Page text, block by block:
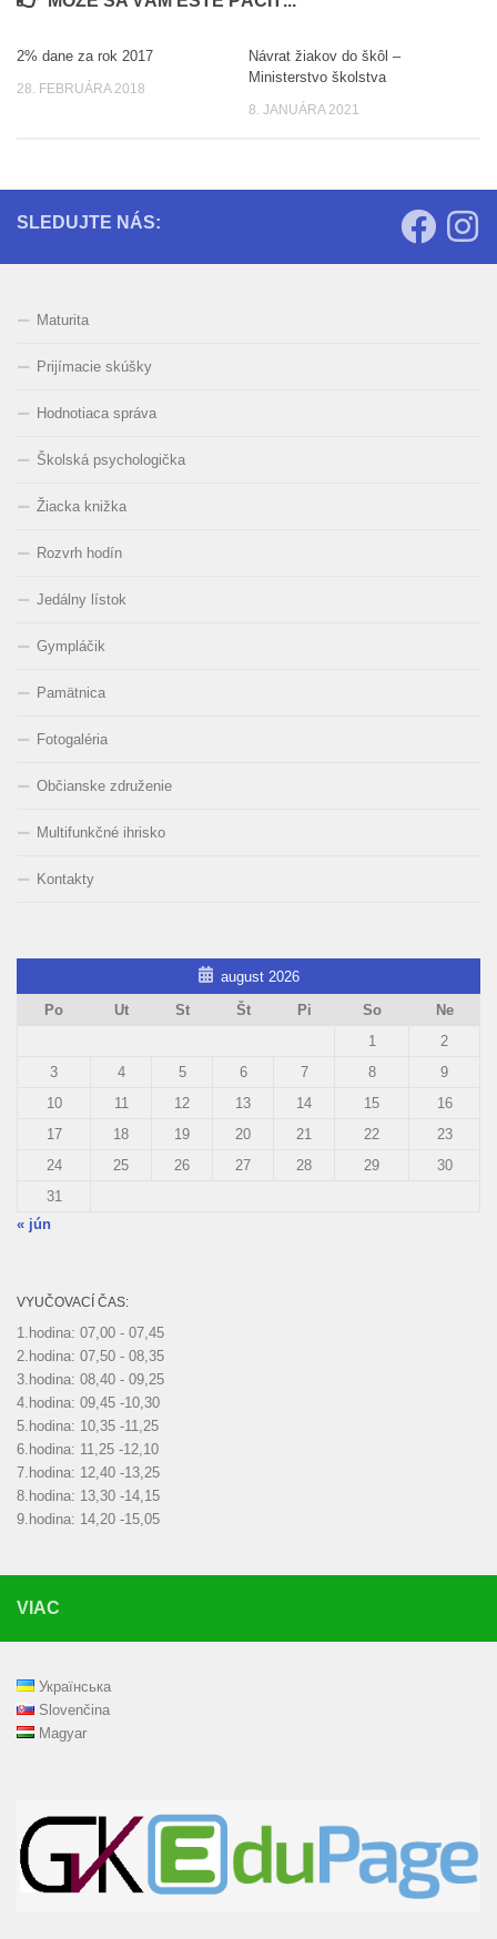
2% dane za rok 2017
28. FEBRUÁRA 2018
Návrat žiakov do škôl –
Ministerstvo školstva
8. JANUÁRA 2021
SLEDUJTE NÁS:
Maturita
Prijímacie skúšky
Hodnotiaca správa
Školská psychologička
Žiacka knižka
Rozvrh hodín
Jedálny lístok
Gympláčik
Pamätnica
Fotogaléria
Občianske združenie
Multifunkčné ihrisko
Kontakty
august 2026
Po
Ut St Št Pi So
Ne
1
2
3
4 5 6 7 8
9
10
11 12 13 14 15
16
17
18 19 20 21 22
23
24
25 26 27 28 29
30
31
« jún
VYUČOVACÍ ČAS:
1.hodina: 07,00 - 07,45
2.hodina: 07,50 - 08,35
3.hodina: 08,40 - 09,25
4.hodina: 09,45 -10,30
5.hodina: 10,35 -11,25
6.hodina: 11,25 -12,10
7.hodina: 12,40 -13,25
8.hodina: 13,30 -14,15
9.hodina: 14,20 -15,05
VIAC
Українська
Slovenčina
Magyar